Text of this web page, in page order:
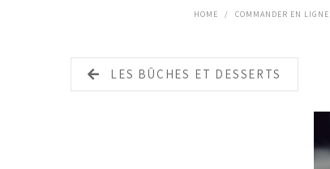
HOME / COMMANDER EN LIGNE
LES BÛCHES ET DESSERTS